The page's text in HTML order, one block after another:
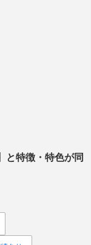
と特徴・特色が同